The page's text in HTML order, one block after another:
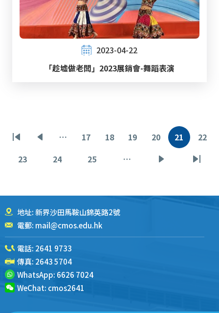
2023-04-22
「趁墟做老闆」2023展銷會-舞蹈表演
分
首
页
前
…
页
面
17
页
18
页
19
页
面
20
当
21
页
22
页
23
页
24
页
25 …
末
地址: 新界沙田馬鞍山錦英路2號
電郵: mail@cmos.edu.hk
電話: 2641 9733
傳真: 2643 5704
WhatsApp: 6626 7024
WeChat: cmos2641